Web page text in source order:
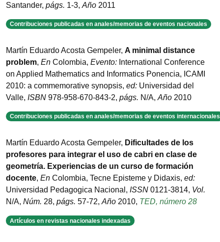
Santander, págs. 1-3, Año 2011
Contribuciones publicadas en anales/memorias de eventos nacionales
Martín Eduardo Acosta Gempeler, A minimal distance
problem, En Colombia, Evento: International Conference
on Applied Mathematics and Informatics Ponencia, ICAMI
2010: a commemorative synopsis, ed: Universidad del
Valle, ISBN 978-958-670-843-2, págs. N/A, Año 2010
Contribuciones publicadas en anales/memorias de eventos internacionales
Martín Eduardo Acosta Gempeler, Dificultades de los
profesores para integrar el uso de cabri en clase de
geometría. Experiencias de un curso de formación
docente, En Colombia, Tecne Episteme y Didaxis, ed:
Universidad Pedagogica Nacional , ISSN 0121-3814, Vol.
N/A, Núm. 28, págs. 57-72, Año 2010, TED, número 28
Artículos en revistas nacionales indexadas